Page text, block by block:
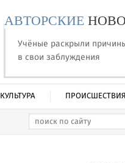
АВТОРСКИЕ
Учёные раскрыли
в свои заблуждения
КУЛЬТУРА ПРОИСШЕСТВИЯ